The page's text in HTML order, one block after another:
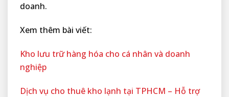
doanh.
Xem thêm bài viết:
Kho lưu trữ hàng hóa cho cá nhân và doanh
nghiệp
Dịch vụ cho thuê kho lạnh tại TPHCM – Hỗ trợ